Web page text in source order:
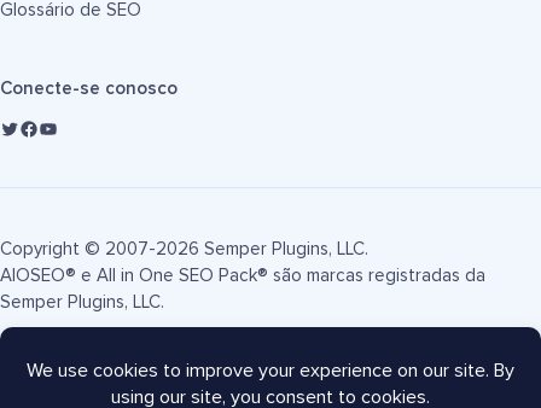
Glossário de SEO
Conecte-se conosco
Copyright © 2007-2026 Semper Plugins, LLC.
AIOSEO® e All in One SEO Pack® são marcas registradas da
Semper Plugins, LLC.
Termos de Serviço Política de Privacidade
Divulgação FTC
Mapa do site
Cupom AIOSEO